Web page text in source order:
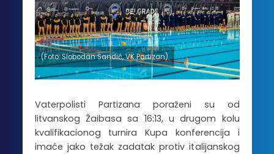
(Foto: Slobodan Sandić, VK Partizan)
Vaterpolisti Partizana poraženi su od
litvanskog Žaibasa sa 16:13, u drugom kolu
kvalifikacionog turnira Kupa konferencija i
imaće jako težak zadatak protiv italijanskog